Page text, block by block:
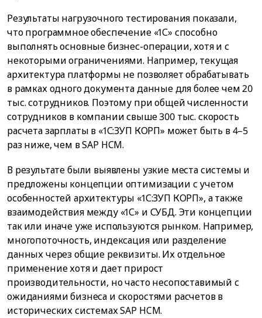
Результаты нагрузочного тестирования показали,
что программное обеспечение «1С» способно
выполнять основные бизнес-операции, хотя и с
некоторыми ограничениями. Например, текущая
архитектура платформы не позволяет обрабатывать
в рамках одного документа данные для более чем 20
тыс. сотрудников. Поэтому при общей численности
сотрудников в компании свыше 300 тыс. скорость
расчета зарплаты в «1С:ЗУП КОРП» может быть в 4–5
раз ниже, чем в SAP HCM.
В результате были выявлены узкие места системы и
предложены концепции оптимизации с учетом
особенностей архитектуры «1С:ЗУП КОРП», а также
взаимодействия между «1С» и СУБД. Эти концепции
так или иначе уже используются рынком. Например,
многопоточность, индексация или разделение
данных через общие реквизиты. Их отдельное
применение хотя и дает прирост
производительности, но часто несопоставимый с
ожиданиями бизнеса и скоростями расчетов в
исторических системах SAP HCM.